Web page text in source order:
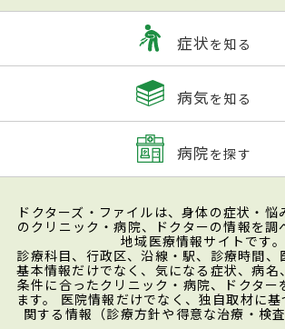
症状を知る
病気を知る
病院を探す
ドクターズ・ファイルは、身体の症状・悩
のクリニック・病院、ドクターの情報を調
地域医療情報サイトです。
診療科目、行政区、沿線・駅、診療時間、
基本情報だけでなく、気になる症状、病名
条件に合ったクリニック・病院、ドクター
ます。 医院情報だけでなく、独自取材に
関する情報（診療方針や得意な治療・検査